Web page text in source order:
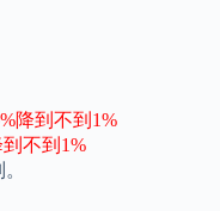
降到不到1%
不到1%